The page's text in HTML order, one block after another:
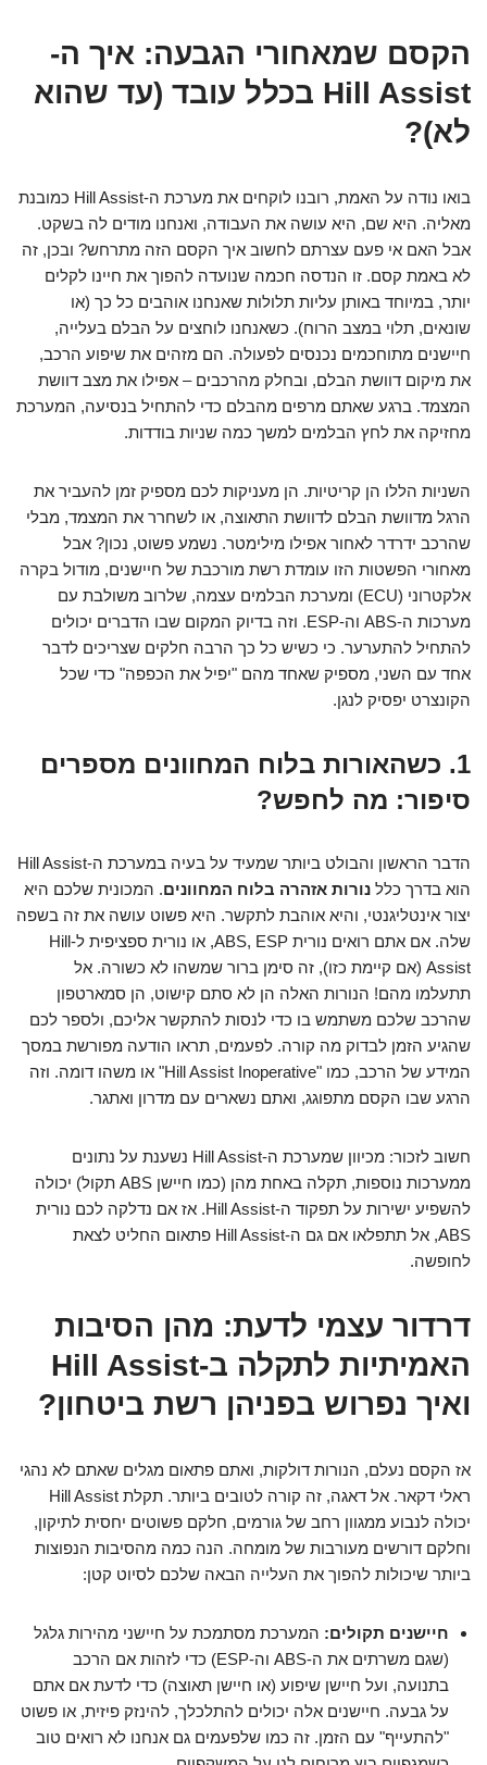
הקסם שמאחורי הגבעה: איך ה-
Hill Assist בכלל עובד (עד שהוא
לא)?
בואו נודה על האמת, רובנו לוקחים את מערכת ה-Hill Assist כמובנת
מאליה. היא שם, היא עושה את העבודה, ואנחנו מודים לה בשקט.
אבל האם אי פעם עצרתם לחשוב איך הקסם הזה מתרחש? ובכן, זה
לא באמת קסם. זו הנדסה חכמה שנועדה להפוך את חיינו לקלים
יותר, במיוחד באותן עליות תלולות שאנחנו אוהבים כל כך (או
שונאים, תלוי במצב הרוח). כשאנחנו לוחצים על הבלם בעלייה,
חיישנים מתוחכמים נכנסים לפעולה. הם מזהים את שיפוע הרכב,
את מיקום דוושת הבלם, ובחלק מהרכבים – אפילו את מצב דוושת
המצמד. ברגע שאתם מרפים מהבלם כדי להתחיל בנסיעה, המערכת
מחזיקה את לחץ הבלמים למשך כמה שניות בודדות.
השניות הללו הן קריטיות. הן מעניקות לכם מספיק זמן להעביר את
הרגל מדוושת הבלם לדוושת התאוצה, או לשחרר את המצמד, מבלי
שהרכב ידרדר לאחור אפילו מילימטר. נשמע פשוט, נכון? אבל
מאחורי הפשטות הזו עומדת רשת מורכבת של חיישנים, מודול בקרה
אלקטרוני (ECU) ומערכת הבלמים עצמה, שלרוב משולבת עם
מערכות ה-ABS וה-ESP. וזה בדיוק המקום שבו הדברים יכולים
להתחיל להתערער. כי כשיש כל כך הרבה חלקים שצריכים לדבר
אחד עם השני, מספיק שאחד מהם "יפיל את הכפפה" כדי שכל
הקונצרט יפסיק לנגן.
1. כשהאורות בלוח המחוונים מספרים
סיפור: מה לחפש?
הדבר הראשון והבולט ביותר שמעיד על בעיה במערכת ה-Hill Assist
הוא בדרך כלל נורות אזהרה בלוח המחוונים. המכונית שלכם היא
יצור אינטליגנטי, והיא אוהבת לתקשר. היא פשוט עושה את זה בשפה
שלה. אם אתם רואים נורית ABS, ESP, או נורית ספציפית ל-Hill
Assist (אם קיימת כזו), זה סימן ברור שמשהו לא כשורה. אל
תתעלמו מהם! הנורות האלה הן לא סתם קישוט, הן סמארטפון
שהרכב שלכם משתמש בו כדי לנסות להתקשר אליכם, ולספר לכם
שהגיע הזמן לבדוק מה קורה. לפעמים, תראו הודעה מפורשת במסך
המידע של הרכב, כמו "Hill Assist Inoperative" או משהו דומה. וזה
הרגע שבו הקסם מתפוגג, ואתם נשארים עם מדרון ואתגר.
חשוב לזכור: מכיוון שמערכת ה-Hill Assist נשענת על נתונים
ממערכות נוספות, תקלה באחת מהן (כמו חיישן ABS תקול) יכולה
להשפיע ישירות על תפקוד ה-Hill Assist. אז אם נדלקה לכם נורית
ABS, אל תתפלאו אם גם ה-Hill Assist פתאום החליט לצאת
לחופשה.
דרדור עצמי לדעת: מהן הסיבות
האמיתיות לתקלה ב-Hill Assist
ואיך נפרוש בפניהן רשת ביטחון?
אז הקסם נעלם, הנורות דולקות, ואתם פתאום מגלים שאתם לא נהגי
ראלי דקאר. אל דאגה, זה קורה לטובים ביותר. תקלת Hill Assist
יכולה לנבוע ממגוון רחב של גורמים, חלקם פשוטים יחסית לתיקון,
וחלקם דורשים מעורבות של מומחה. הנה כמה מהסיבות הנפוצות
ביותר שיכולות להפוך את העלייה הבאה שלכם לסיוט קטן:
חיישנים תקולים: המערכת מסתמכת על חיישני מהירות גלגל
(שגם משרתים את ה-ABS וה-ESP) כדי לזהות אם הרכב
בתנועה, ועל חיישן שיפוע (או חיישן תאוצה) כדי לדעת אם אתם
על גבעה. חיישנים אלה יכולים להתלכלך, להינזק פיזית, או פשוט
"להתעייף" עם הזמן. זה כמו שלפעמים גם אנחנו לא רואים טוב